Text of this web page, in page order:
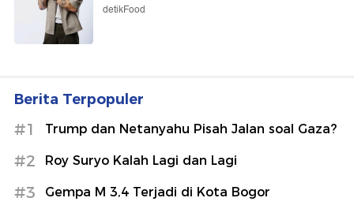
detikFood
Berita Terpopuler
#1 Trump dan Netanyahu Pisah Jalan soal Gaza?
#2 Roy Suryo Kalah Lagi dan Lagi
#3 Gempa M 3,4 Terjadi di Kota Bogor